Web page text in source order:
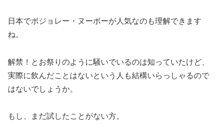
日本でボジョレー・ヌーボーが人気なのも理解できます
ね。
解禁！とお祭りのように騒いでいるのは知っていたけど、
実際に飲んだことはないという人も結構いらっしゃるので
はないでしょうか。
もし、まだ試したことがない方。